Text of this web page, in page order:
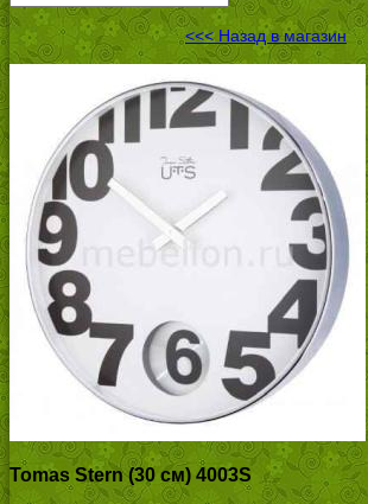
<<< Назад в магазин
Tomas Stern (30 см) 4003S